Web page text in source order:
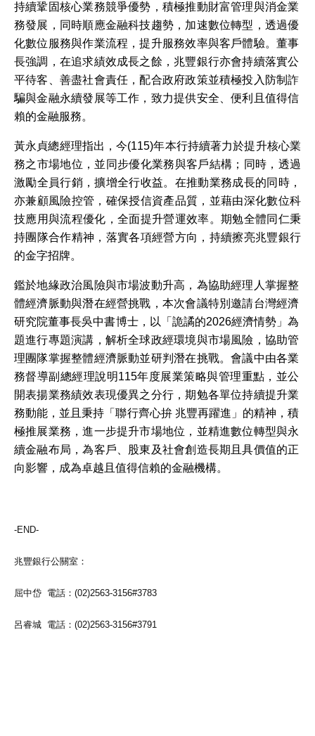
持續鞏固核心業務競爭優勢，積極推動財富管理與消金業
務發展，同時順應金融科技趨勢，加速數位轉型，透過優
化數位服務與作業流程，提升服務效率與客戶體驗。董事
長強調，在追求績效成長之餘，兆豐銀行亦會持續落實公
平待客、善盡社會責任，配合政府政策並積極投入防制詐
騙與金融永續發展等工作，致力提供安全、便利且值得信
賴的金融服務。
黃永貞總經理指出，今(115)年本行持續著力於提升核心業
務之市場地位，並同步優化業務與客戶結構；同時，透過
激勵全員行銷，擴增全行收益。在推動業務成長的同時，
亦兼顧風險控管，確保授信資產品質，並藉由深化數位科
技應用與流程優化，全面提升營運效率。期勉全體同仁秉
持團隊合作精神，落實各項經營方向，持續擦亮兆豐銀行
的金字招牌。
鑑於地緣政治風險與市場波動升高，為協助經理人掌握整
體經濟脈動與潛在經營挑戰，本次會議特別邀請台灣經濟
研究院董事長吳中書博士，以「詭譎的2026經濟情勢」為
題進行專題演講，解析全球政經環境與市場風險，協助管
理團隊掌握整體經濟脈動並研判潛在挑戰。會議中由各業
務督導副總經理說明115年度展業策略與管理重點，並公
開表揚業務績效表現優異之分行，期勉各單位持續提升業
務動能 ，並且秉持「聯行齊心拚 兆豐再躍進」的精神，積
極推展業務，進一步提升市場地位，並精進數位轉型與永
續金融布局，為客戶、股東及社會創造長期且具價值的正
向影響，成為卓越且值得信賴的金融機構。
-END-
兆豐銀行公關室：
屈中岱 電話：(02)2563-3156#3783
呂睿城 電話：(02)2563-3156#3791